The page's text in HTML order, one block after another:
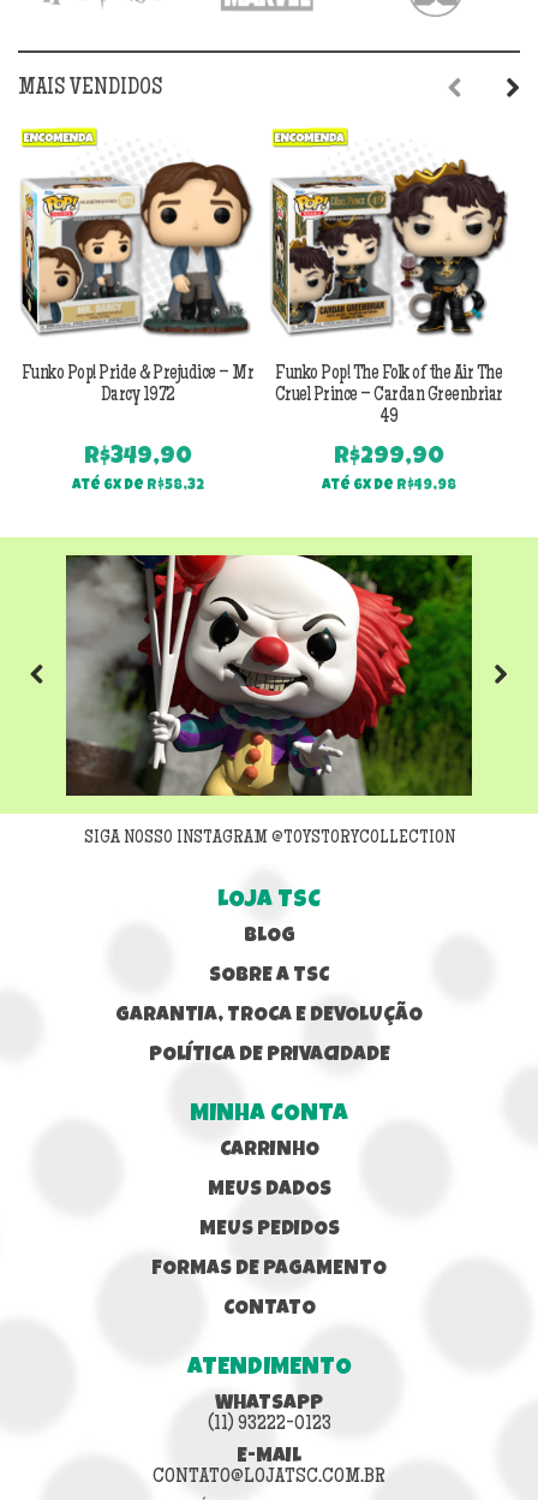
MAIS VENDIDOS
Funko Pop! Pride & Prejudice – Mr
Darcy 1972
R$349,90
Até 6x de R$58,32
Funko Pop! The Folk of the Air The
Cruel Prince – Cardan Greenbriar
49
R$299,90
Até 6x de R$49,98
Previous
SIGA NOSSO INSTAGRAM @TOYSTORYCOLLECTION
LOJA TSC
BLOG
SOBRE A TSC
GARANTIA, TROCA E DEVOLUÇÃO
POLÍTICA DE PRIVACIDADE
MINHA CONTA
CARRINHO
MEUS DADOS
MEUS PEDIDOS
FORMAS DE PAGAMENTO
CONTATO
ATENDIMENTO
WHATSAPP
(11) 93222-0123
E-MAIL
CONTATO@LOJATSC.COM.BR